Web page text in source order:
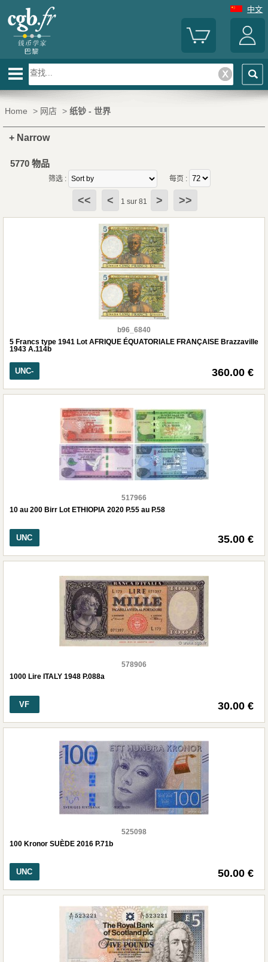
中文
Home > 网店 > 纸钞 - 世界
+ Narrow
5770 物品
筛选 : 每页 :
<< < 1 sur 81 > >>
b96_6840
5 Francs type 1941 Lot AFRIQUE ÉQUATORIALE FRANÇAISE Brazzaville
1943 A.114b
UNC- 360.00 €
517966
10 au 200 Birr Lot ETHIOPIA 2020 P.55 au P.58
UNC 35.00 €
578906
1000 Lire ITALY 1948 P.088a
VF 30.00 €
525098
100 Kronor SUÈDE 2016 P.71b
UNC 50.00 €